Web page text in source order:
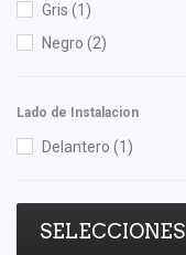
Gris (1)
Negro (2)
Lado de Instalacion
Delantero (1)
SELECCIONES